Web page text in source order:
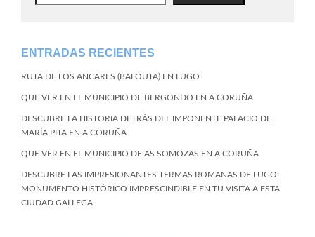
ENTRADAS RECIENTES
RUTA DE LOS ANCARES (BALOUTA) EN LUGO
QUE VER EN EL MUNICIPIO DE BERGONDO EN A CORUÑA
DESCUBRE LA HISTORIA DETRÁS DEL IMPONENTE PALACIO DE
MARÍA PITA EN A CORUÑA
QUE VER EN EL MUNICIPIO DE AS SOMOZAS EN A CORUÑA
DESCUBRE LAS IMPRESIONANTES TERMAS ROMANAS DE LUGO:
MONUMENTO HISTÓRICO IMPRESCINDIBLE EN TU VISITA A ESTA
CIUDAD GALLEGA